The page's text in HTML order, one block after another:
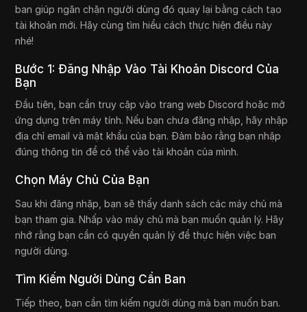
ban giúp ngăn chặn người dùng đó quay lại bằng cách tạo
tài khoản mới. Hãy cùng tìm hiểu cách thực hiện điều này
nhé!
Bước 1: Đăng Nhập Vào Tài Khoản Discord Của
Bạn
Đầu tiên, bạn cần truy cập vào trang web Discord hoặc mở
ứng dụng trên máy tính. Nếu bạn chưa đăng nhập, hãy nhập
địa chỉ email và mật khẩu của bạn. Đảm bảo rằng bạn nhập
đúng thông tin để có thể vào tài khoản của mình.
Chọn Máy Chủ Của Bạn
Sau khi đăng nhập, bạn sẽ thấy danh sách các máy chủ mà
bạn tham gia. Nhấp vào máy chủ mà bạn muốn quản lý. Hãy
nhớ rằng bạn cần có quyền quản lý để thực hiện việc ban
người dùng.
Tìm Kiếm Người Dùng Cần Ban
Tiếp theo, bạn cần tìm kiếm người dùng mà bạn muốn ban.